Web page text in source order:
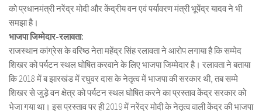
को प्रधानमंत्री नरेंद्र मोदी और केंद्रीय वन एवं पर्यावरण मंत्री भूपेंद्र यादव ने भी
समझा है।
भाजपा जिम्मेदार-रलावता:
राजस्थान कांग्रेस के वरिष्ठ नेता महेंद्र सिंह रलावता ने आरोप लगाया है कि सम्मेद
शिखर को पर्यटन स्थल घोषित करवाने के लिए भाजपा जिम्मेदार है। रलावता ने बताया
कि 2018 में ब झारखंड में रघुवर दास के नेतृत्व में भाजपा की सरकार थी, तब सम्मे
शिखर से जुड़े वन क्षेत्र को पर्यटन स्थल घोषित करने का प्रस्ताव केंद्र सरकार को
भेजा गया था। इस प्रस्ताव पर ही 2019 में नरेंद्र मोदी के नेतृत्व वाली केंद्र की भाजपा